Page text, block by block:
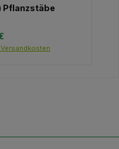
Pflanzstäbe
Preis: